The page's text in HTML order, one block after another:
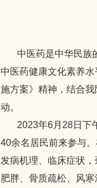
中医药是中华民族的
中医药健康文化素养
施方案》精神，结合
动。
2023年6月28日下午
40余名居民前来参与
发病机理、临床症状
肥胖、骨质疏松、风